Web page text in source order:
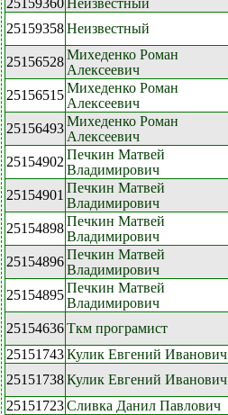
25159360Неизвестный
25159358Неизвестный
25156528Михеденко Роман
Алексеевич
25156515Михеденко Роман
Алексеевич
25156493Михеденко Роман
Алексеевич
25154902 Печкин Матвей
Владимирович
25154901 Печкин Матвей
Владимирович
25154898Печкин Матвей
Владимирович
25154896Печкин Матвей
Владимирович
25154895Печкин Матвей
Владимирович
25154636Ткм програмист
25151743Кулик Евгений Иванович
25151738Кулик Евгений Иванович
25151723Сливка Данил Павлович